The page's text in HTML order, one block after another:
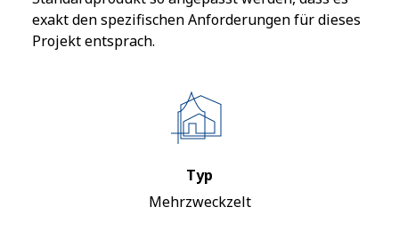
exakt den spezifischen Anforderungen für dieses
Projekt entsprach.
Typ
Mehrzweckzelt